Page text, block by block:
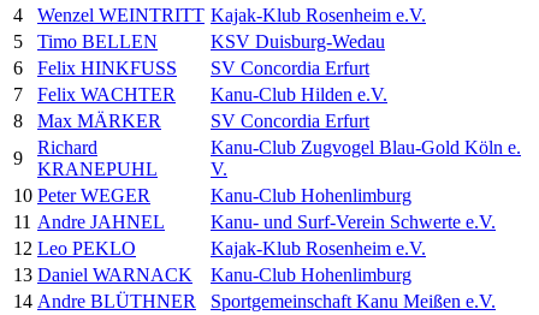
4
Wenzel WEINTRITT Kajak-Klub Rosenheim e.V.
5
Timo BELLEN
KSV Duisburg-Wedau
6
Felix HINKFUSS
SV Concordia Erfurt
7
Felix WACHTER
Kanu-Club Hilden e.V.
8
Max MÄRKER
SV Concordia Erfurt
9
Richard
KRANEPUHL
Kanu-Club Zugvogel Blau-Gold Köln e.
V.
10 Peter WEGER
Kanu-Club Hohenlimburg
11 Andre JAHNEL
Kanu- und Surf-Verein Schwerte e.V.
12 Leo PEKLO
Kajak-Klub Rosenheim e.V.
13 Daniel WARNACK
Kanu-Club Hohenlimburg
14 Andre BLÜTHNER
Sportgemeinschaft Kanu Meißen e.V.